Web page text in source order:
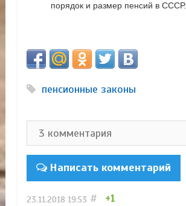
порядок и размер пенсий в СССР.
пенсионные законы
Написать комментарий
23.11.2018 19:53 # +1